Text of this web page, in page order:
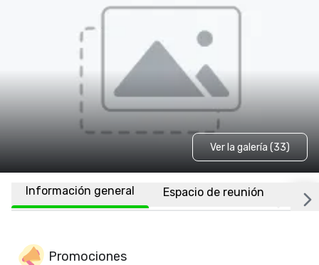
Ver la galería (33)
Información general Espacio de reunión
Promociones